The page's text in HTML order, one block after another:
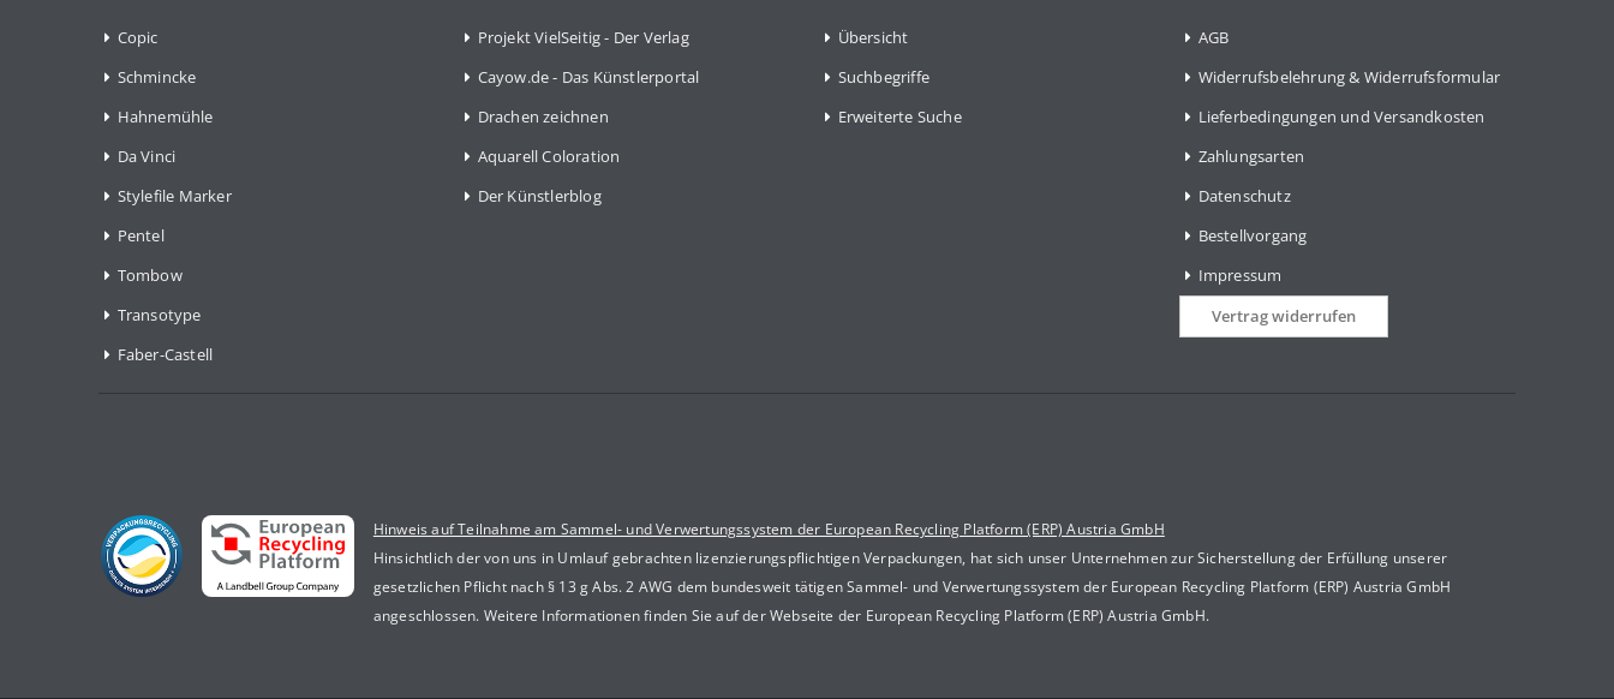
Copic
Schmincke
Hahnemühle
Da Vinci
Stylefile Marker
Pentel
Tombow
Transotype
Faber-Castell
Projekt VielSeitig - Der Verlag
Cayow.de - Das Künstlerportal
Drachen zeichnen
Aquarell Coloration
Der Künstlerblog
Übersicht
Suchbegriffe
Erweiterte Suche
AGB
Widerrufsbelehrung & Widerrufsformular
Lieferbedingungen und Versandkosten
Zahlungsarten
Datenschutz
Bestellvorgang
Impressum
Vertrag widerrufen
Hinweis auf Teilnahme am Sammel- und Verwertungssystem der European Recycling Platform (ERP) Austria GmbH
Hinsichtlich der von uns in Umlauf gebrachten lizenzierungspflichtigen Verpackungen, hat sich unser Unternehmen zur Sicherstellung der Erfüllung unserer
gesetzlichen Pflicht nach § 13 g Abs. 2 AWG dem bundesweit tätigen Sammel- und Verwertungssystem der European Recycling Platform (ERP) Austria GmbH
angeschlossen. Weitere Informationen finden Sie auf der Webseite der European Recycling Platform (ERP) Austria GmbH.